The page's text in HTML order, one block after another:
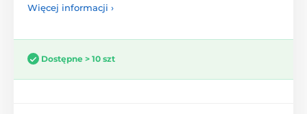
Więcej informacji ›
Dostępne > 10 szt